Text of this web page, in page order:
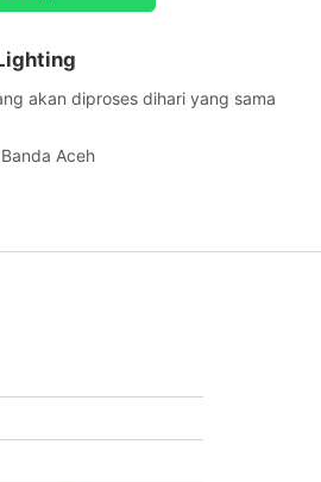
akan diproses dihari yang sama
Aceh